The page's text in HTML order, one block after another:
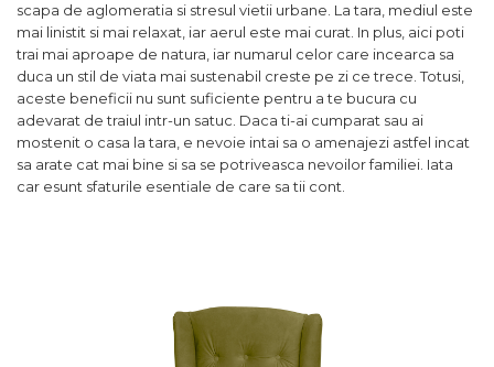
scapa de aglomeratia si stresul vietii urbane. La tara, mediul este
mai linistit si mai relaxat, iar aerul este mai curat. In plus, aici poti
trai mai aproape de natura, iar numarul celor care incearca sa
duca un stil de viata mai sustenabil creste pe zi ce trece. Totusi,
aceste beneficii nu sunt suficiente pentru a te bucura cu
adevarat de traiul intr-un satuc. Daca ti-ai cumparat sau ai
mostenit o casa la tara, e nevoie intai sa o amenajezi astfel incat
sa arate cat mai bine si sa se potriveasca nevoilor familiei. Iata
car esunt sfaturile esentiale de care sa tii cont.